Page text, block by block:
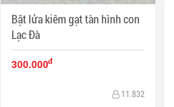
Bật lửa kiêm gạt tàn hình con
Lạc Đà
300.000đ
11.832